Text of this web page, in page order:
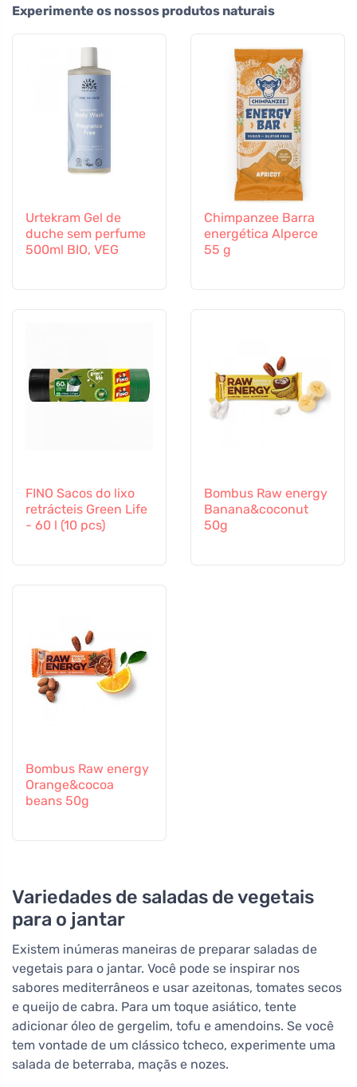
Experimente os nossos produtos naturais
Urtekram Gel de
duche sem perfume
500ml BIO, VEG
Chimpanzee Barra
energética Alperce
55 g
FINO Sacos do lixo
retrácteis Green Life
- 60 l (10 pcs)
Bombus Raw energy
Banana&coconut
50g
Bombus Raw energy
Orange&cocoa
beans 50g
Variedades de saladas de vegetais
para o jantar
Existem inúmeras maneiras de preparar saladas de
vegetais para o jantar. Você pode se inspirar nos
sabores mediterrâneos e usar azeitonas, tomates secos
e queijo de cabra. Para um toque asiático, tente
adicionar óleo de gergelim, tofu e amendoins. Se você
tem vontade de um clássico tcheco, experimente uma
salada de beterraba, maçãs e nozes.